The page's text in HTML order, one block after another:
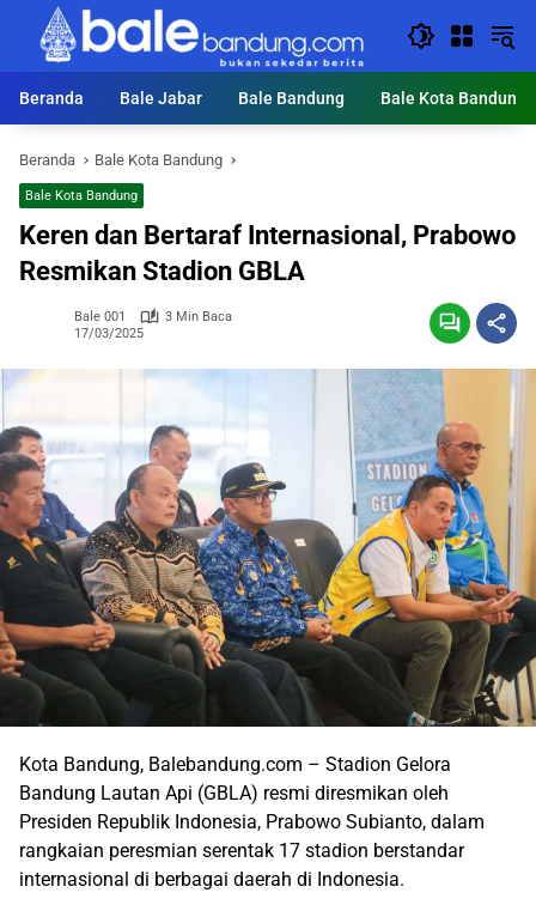
Langsung
konten
Beranda
Bale Jabar Bale Bandung Bale Kota Bandung
Beranda Bale Kota Bandung
Bale Kota Bandung
Keren dan Bertaraf Internasional, Prabowo
Resmikan Stadion GBLA
Bale 001
3 Min Baca
17/03/2025
Kota Bandung, Balebandung.com – Stadion Gelora
Bandung Lautan Api (GBLA) resmi diresmikan oleh
Presiden Republik Indonesia, Prabowo Subianto, dalam
rangkaian peresmian serentak 17 stadion berstandar
internasional di berbagai daerah di Indonesia.